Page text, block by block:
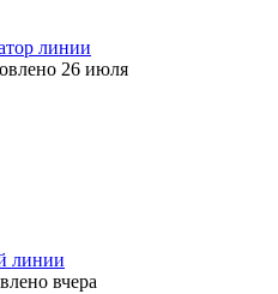
линии
26 июля
линии
вчера